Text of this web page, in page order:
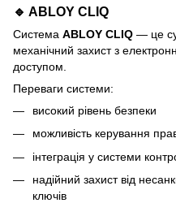
🔹 ABLOY CLIQ
Система ABLOY CLIQ — це
механічний захист з
доступом.
Переваги системи:
високий рівень безпеки
можливість керування
інтеграція у системи
надійний захист від
ключів